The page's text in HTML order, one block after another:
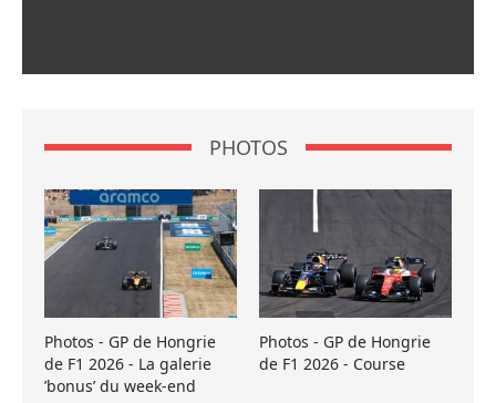
PHOTOS
Photos - GP de Hongrie
de F1 2026 - La galerie
’bonus’ du week-end
Photos - GP de Hongrie
de F1 2026 - Course